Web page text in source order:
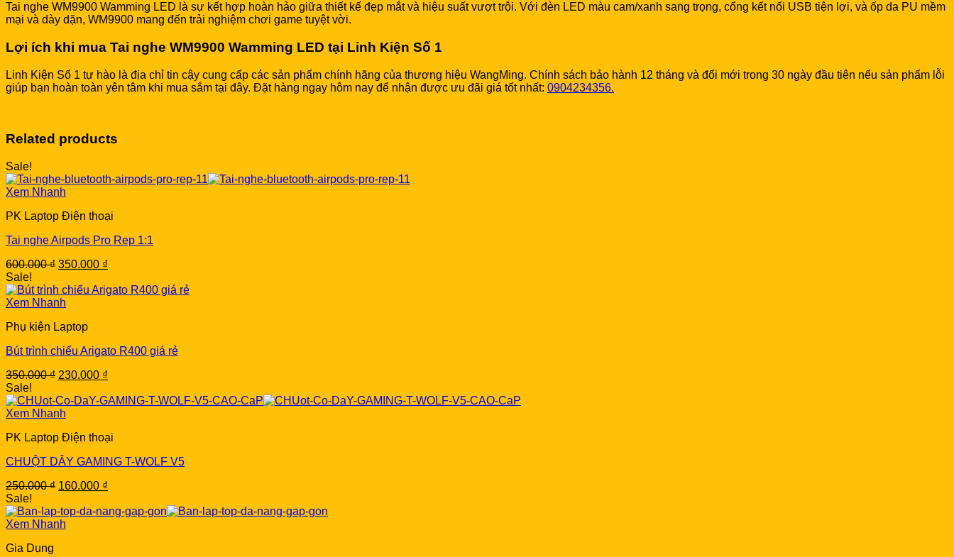
Tai nghe WM9900 Wamming LED là sự kết hợp hoàn hảo giữa thiết kế đẹp mắt và hiệu suất vượt trội. Với đèn LED màu cam/xanh sang trọng, cổng kết nối USB tiện lợi, và ốp da PU mềm
mại và dày dặn, WM9900 mang đến trải nghiệm chơi game tuyệt vời.
Lợi ích khi mua Tai nghe WM9900 Wamming LED tại Linh Kiện Số 1
Linh Kiện Số 1 tự hào là địa chỉ tin cậy cung cấp các sản phẩm chính hãng của thương hiệu WangMing. Chính sách bảo hành 12 tháng và đổi mới trong 30 ngày đầu tiên nếu sản phẩm lỗi
giúp bạn hoàn toàn yên tâm khi mua sắm tại đây. Đặt hàng ngay hôm nay để nhận được ưu đãi giá tốt nhất: 0904234356.
Related products
Sale!
Xem Nhanh
PK Laptop Điện thoại
Tai nghe Airpods Pro Rep 1:1
600.000₫ Original
was:
600.000 ₫.
350.000 ₫
is:
Sale!
Xem Nhanh
Phụ kiện Laptop
Bút trình chiếu Arigato R400 giá rẻ
350.000₫ Original
was:
350.000 ₫.
230.000 ₫
is:
Sale!
Xem Nhanh
PK Laptop Điện thoại
CHUỘT DÂY GAMING T-WOLF V5
250.000₫ Original
was:
250.000 ₫.
160.000 ₫
is:
Sale!
Xem Nhanh
Gia Dụng